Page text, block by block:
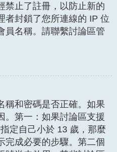
禁止了註冊，以防止新的
者封鎖了您所連線的 IP 位
員名稱。請聯繫討論區管
稱和密碼是否正確。如果
。第一：如果討論區支援
定自己小於 13 歲，那麼
完成必要的步驟。第二個